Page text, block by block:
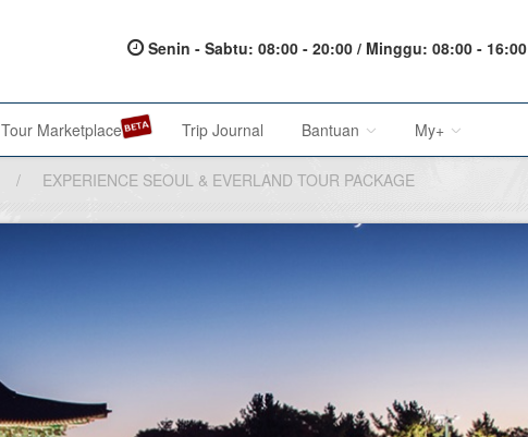
Senin - Sabtu: 08:00 - 20:00 / Minggu: 08:00 - 16:00
Tour Marketplace Trip Journal Bantuan
About Us
Karir@1001malam
My+
My Account
/ EXPERIENCE SEOUL & EVERLAND TOUR PACKAGE